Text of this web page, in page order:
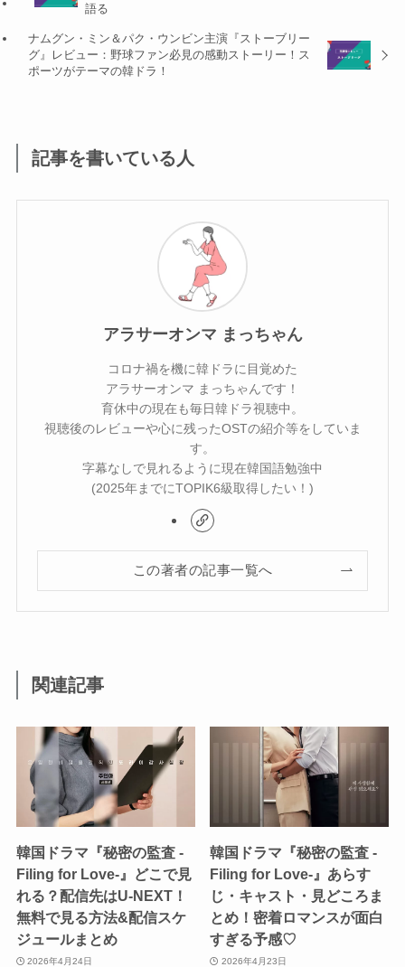
語る
ナムグン・ミン＆パク・ウンビン主演『ストーブリー
グ』レビュー：野球ファン必見の感動ストーリー！ス
ポーツがテーマの韓ドラ！
記事を書いている人
アラサーオンマ まっちゃん
コロナ禍を機に韓ドラに目覚めた
アラサーオンマ まっちゃんです！
育休中の現在も毎日韓ドラ視聴中。
視聴後のレビューや心に残ったOSTの紹介等をしていま
す。
字幕なしで見れるように現在韓国語勉強中
(2025年までにTOPIK6級取得したい！)
この著者の記事一覧へ
関連記事
韓国ドラマ『秘密の監査 -
Filing for Love-』どこで見
れる？配信先はU-NEXT！
無料で見る方法&配信スケ
ジュールまとめ
2026年4月24日
韓国ドラマ『秘密の監査 -
Filing for Love-』あらす
じ・キャスト・見どころま
とめ！密着ロマンスが面白
すぎる予感♡
2026年4月23日